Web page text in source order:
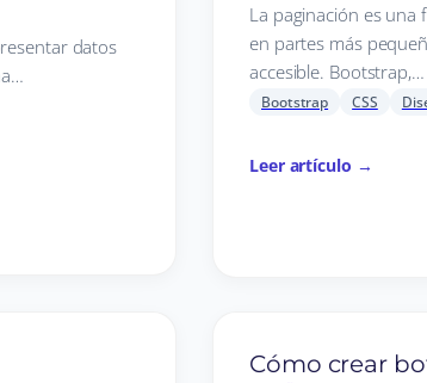
datos
La paginación es
en partes más
accesible. Bootstrap,…
Bootstrap CSS
Leer artículo →
Cómo crear